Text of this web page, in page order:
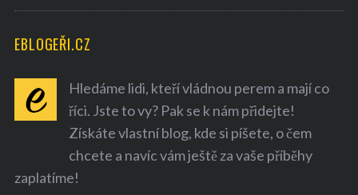
EBLOGEŘI.CZ
Hledáme lidi, kteří vládnou perem a mají co
říci. Jste to vy? Pak se k nám přidejte!
Získáte vlastní blog, kde si píšete, o čem
chcete a navíc vám ještě za vaše příběhy
zaplatíme!